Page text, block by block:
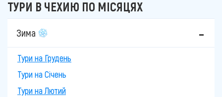
ТУРИ В ЧЕХИЮ ПО МІСЯЦЯХ
Зима
Тури на Грудень
Тури на Січень
Тури на Лютий